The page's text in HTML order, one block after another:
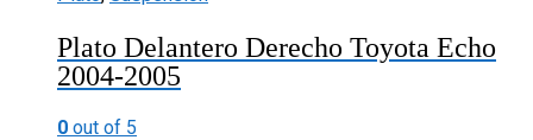
Plato Delantero Derecho Toyota Echo
2004-2005
0 out of 5